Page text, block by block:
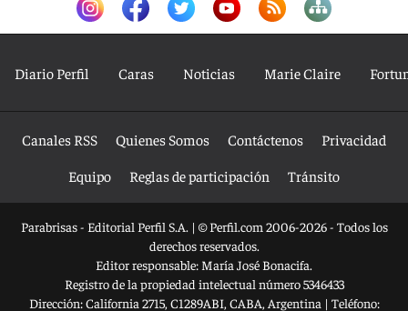
Diario Perfil Caras Noticias Marie Claire
Canales RSS Quienes Somos Contáctenos
Privacidad
Equipo
Reglas de participación Tránsito
Parabrisas - Editorial Perfil S.A. | © Perfil.com 2006-2026 - Todos los
derechos reservados.
Editor responsable: María José Bonacifa.
Registro de la propiedad intelectual número 5346433
Dirección:California 2715, C1289ABI, CABA, Argentina | Teléfono: